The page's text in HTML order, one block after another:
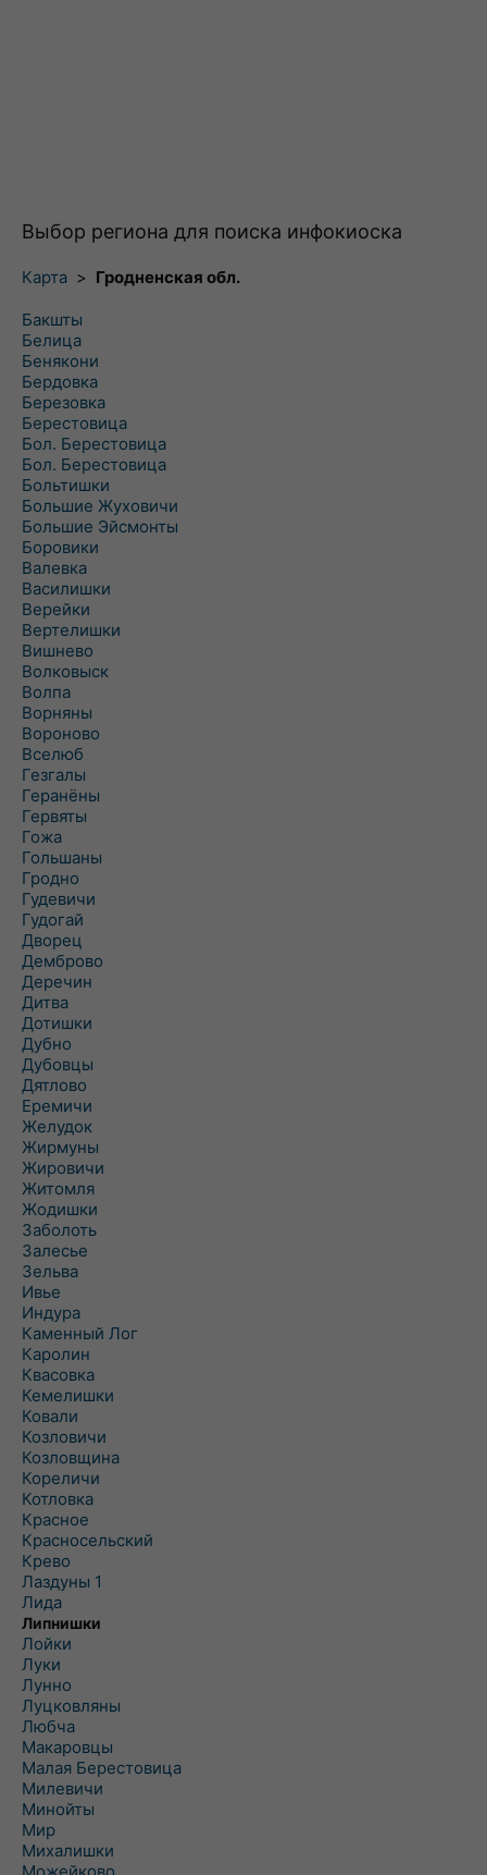
Выбор региона для поиска инфокиоска
Карта > Гродненская обл.
Бакшты
Белица
Бенякони
Бердовка
Березовка
Берестовица
Бол. Берестовица
Бол. Берестовица
Больтишки
Большие Жуховичи
Большие Эйсмонты
Боровики
Валевка
Василишки
Верейки
Вертелишки
Вишнево
Волковыск
Волпа
Ворняны
Вороново
Вселюб
Гезгалы
Геранёны
Гервяты
Гожа
Гольшаны
Гродно
Гудевичи
Гудогай
Дворец
Демброво
Деречин
Дитва
Дотишки
Дубно
Дубовцы
Дятлово
Еремичи
Желудок
Жирмуны
Жировичи
Житомля
Жодишки
Заболоть
Залесье
Зельва
Ивье
Индура
Каменный Лог
Каролин
Квасовка
Кемелишки
Ковали
Козловичи
Козловщина
Кореличи
Котловка
Красное
Красносельский
Крево
Лаздуны 1
Лида
Липнишки
Лойки
Луки
Лунно
Луцковляны
Любча
Макаровцы
Малая Берестовица
Милевичи
Минойты
Мир
Михалишки